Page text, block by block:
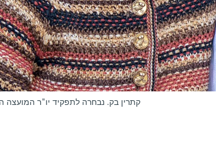
קתרין בק. נבחרה לתפקיד יו"ר המועצה